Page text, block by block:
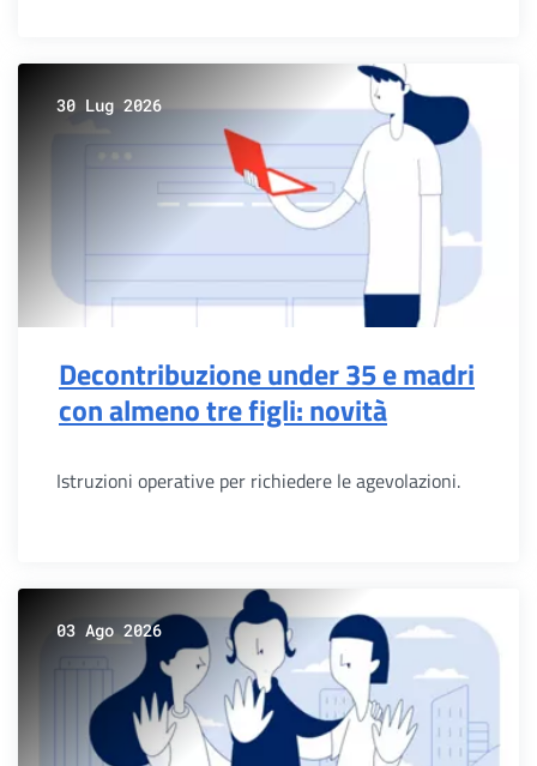
30 Lug 2026
Decontribuzione under 35 e madri
con almeno tre figli: novità
Istruzioni operative per richiedere le agevolazioni.
03 Ago 2026